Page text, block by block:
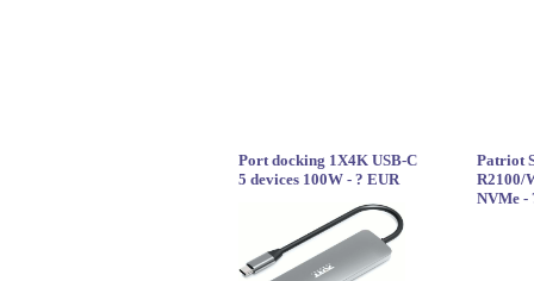
Port docking 1X4K USB-C
5 devices 100W - ? EUR
Patriot
R2100/
NVMe -